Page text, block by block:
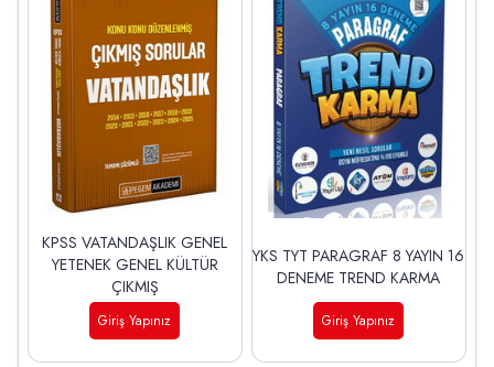
KPSS VATANDAŞLIK GENEL
YETENEK GENEL KÜLTÜR
ÇIKMIŞ
Giriş Yapınız
YKS TYT PARAGRAF 8 YAYIN 16
DENEME TREND KARMA
Giriş Yapınız